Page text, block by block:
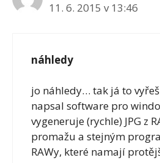
11. 6. 2015 v 13:46
náhledy
jo náhledy… tak já to
napsal software pro
vygeneruje (rychle) JPG z
promažu a stejným
RAWy, které namají